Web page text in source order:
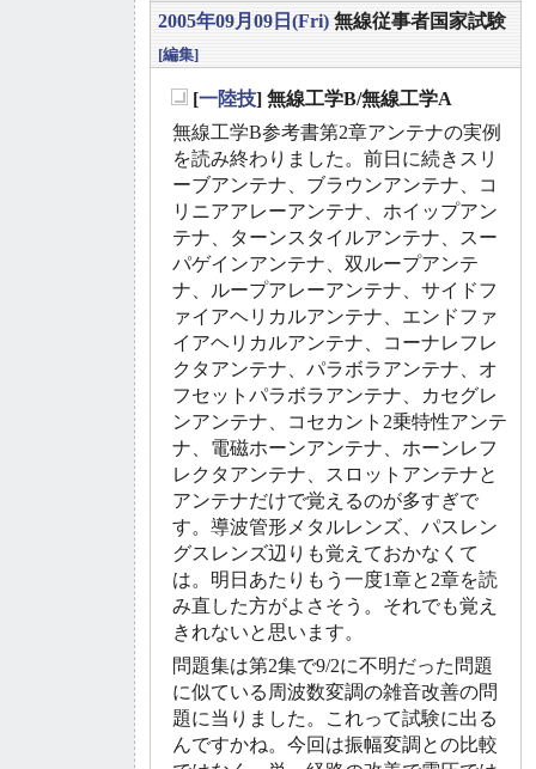
2005年09月09日(Fri) 無線従事者国家試験
[編集]
[一陸技] 無線工学B/無線工学A
無線工学B参考書第2章アンテナの実例
を読み終わりました。前日に続きスリ
ーブアンテナ、ブラウンアンテナ、コ
リニアアレーアンテナ、ホイップアン
テナ、ターンスタイルアンテナ、スー
パゲインアンテナ、双ループアンテ
ナ、ループアレーアンテナ、サイドフ
ァイアヘリカルアンテナ、エンドファ
イアヘリカルアンテナ、コーナレフレ
クタアンテナ、パラボラアンテナ、オ
フセットパラボラアンテナ、カセグレ
ンアンテナ、コセカント2乗特性アンテ
ナ、電磁ホーンアンテナ、ホーンレフ
レクタアンテナ、スロットアンテナと
アンテナだけで覚えるのが多すぎで
す。導波管形メタルレンズ、パスレン
グスレンズ辺りも覚えておかなくて
は。明日あたりもう一度1章と2章を読
み直した方がよさそう。それでも覚え
きれないと思います。
問題集は第2集で9/2に不明だった問題
に似ている周波数変調の雑音改善の問
題に当りました。これって試験に出る
んですかね。今回は振幅変調との比較